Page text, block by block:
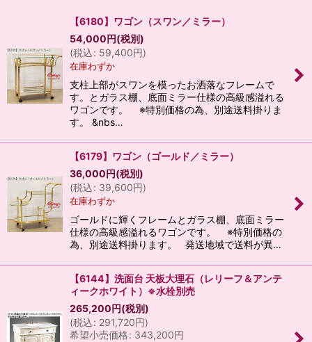
絞り込む
【6180】ワゴン（スワン／ミラー）
54,000円(税別)
(税込: 59,400円)
在庫わずか
支柱上部がスワンを模ったお洒落なフレームで
す。とガラス棚、底面ミラー仕様の高級感溢れる
ワゴンです。 ※特別価格の為、別途送料掛りま
す。 &nbs…
【6179】ワゴン（ゴールド／ミラー）
36,000円(税別)
(税込: 39,600円)
在庫わずか
ゴールドに輝くフレームとガラス棚、底面ミラー
仕様の高級感溢れるワゴンです。 ※特別価格の
為、別途送料掛ります。 発送地域で送料が異…
【6144】洗面台 天板大理石（レリーフ＆アンテ
ィークホワイト）※水栓別売
265,200円(税別)
(税込: 291,720円)
希望小売価格: 343,200円